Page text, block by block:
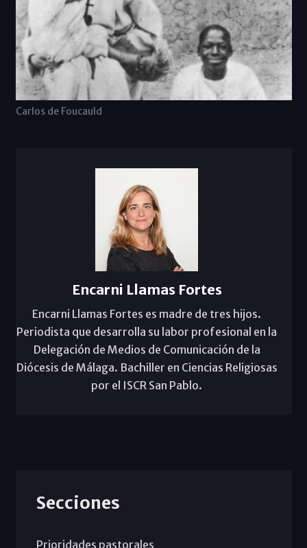
Carlos de Foucauld
Encarni Llamas Fortes
Encarni Llamas Fortes es madre de tres hijos.
Periodista que desarrolla su labor profesional en la
Delegación de Medios de Comunicación de la
Diócesis de Málaga. Bachiller en Ciencias Religiosas
por el ISCR San Pablo.
Secciones
Prioridades pastorales